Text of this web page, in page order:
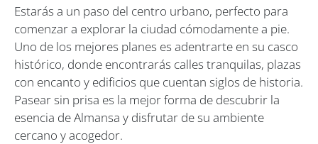
Estarás a un paso del centro urbano, perfecto para
comenzar a explorar la ciudad cómodamente a pie.
Uno de los mejores planes es adentrarte en su casco
histórico, donde encontrarás calles tranquilas, plazas
con encanto y edificios que cuentan siglos de historia.
Pasear sin prisa es la mejor forma de descubrir la
esencia de Almansa y disfrutar de su ambiente
cercano y acogedor.